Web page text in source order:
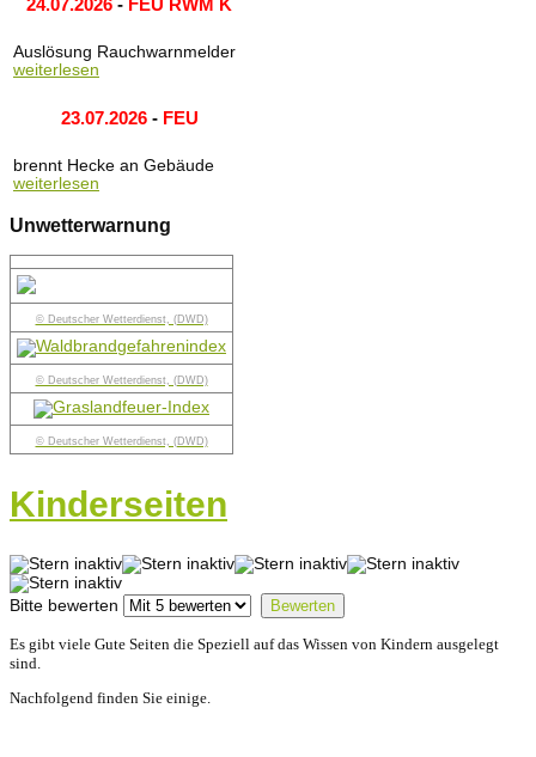
24.07.2026 - FEU RWM K
Auslösung Rauchwarnmelder
weiterlesen
23.07.2026- FEU
brennt Hecke an Gebäude
weiterlesen
Unwetterwarnung
© Deutscher Wetterdienst, (DWD)
© Deutscher Wetterdienst, (DWD)
© Deutscher Wetterdienst, (DWD)
Kinderseiten
Bitte bewerten
Es gibt viele Gute Seiten die Speziell auf das Wissen von Kindern ausgelegt
sind.
Nachfolgend finden Sie einige.